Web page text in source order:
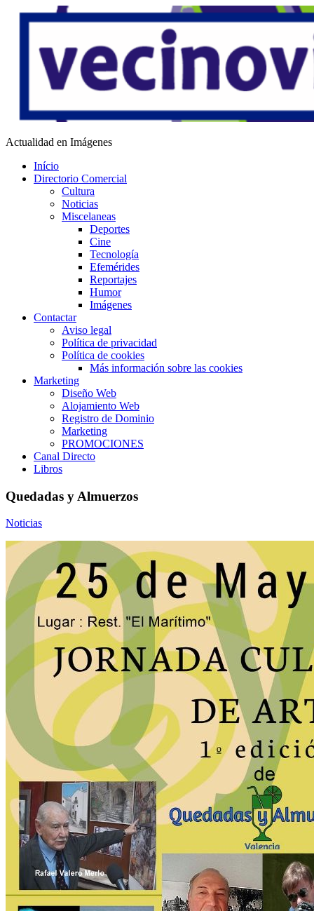
Saltar
Vecino Virtual
Actualidad en Imágenes
Início
Directorio Comercial
Cultura
Noticias
Miscelaneas
Deportes
Cine
Tecnología
Efemérides
Reportajes
Humor
Imágenes
Contactar
Aviso legal
Política de privacidad
Política de cookies
Más información sobre las cookies
Marketing
Diseño Web
Alojamiento Web
Registro de Dominio
Marketing
PROMOCIONES
Canal Directo
Libros
Quedadas y Almuerzos
Noticias